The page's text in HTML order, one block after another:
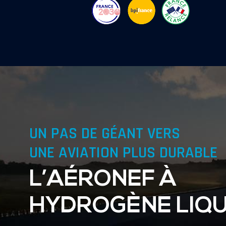
UN PAS DE GÉANT VERS
UNE AVIATION PLUS DURABLE
L’AÉRONEF À
HYDROGÈNE